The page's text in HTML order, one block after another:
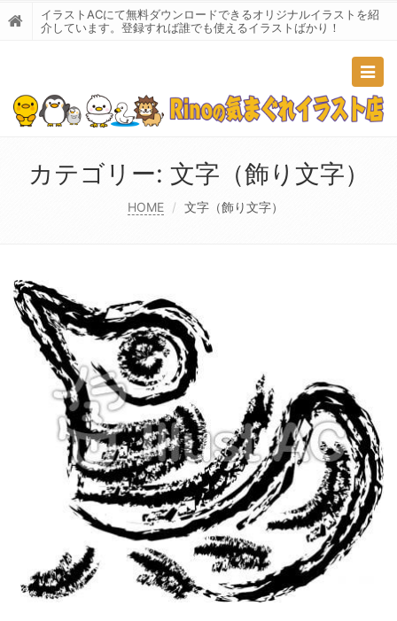
イラストACにて無料ダウンロードできるオリジナルイラストを紹
介しています。登録すれば誰でも使えるイラストばかり！
カテゴリー: 文字（飾り文字）
HOME 文字（飾り文字）